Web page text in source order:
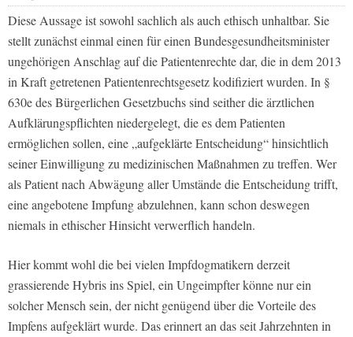
Diese Aussage ist sowohl sachlich als auch ethisch unhaltbar. Sie
stellt zunächst einmal einen für einen Bundesgesundheitsminister
ungehörigen Anschlag auf die Patientenrechte dar, die in dem 2013
in Kraft getretenen Patientenrechtsgesetz kodifiziert wurden. In §
630e des Bürgerlichen Gesetzbuchs sind seither die ärztlichen
Aufklärungspflichten niedergelegt, die es dem Patienten
ermöglichen sollen, eine „aufgeklärte Entscheidung“ hinsichtlich
seiner Einwilligung zu medizinischen Maßnahmen zu treffen. Wer
als Patient nach Abwägung aller Umstände die Entscheidung trifft,
eine angebotene Impfung abzulehnen, kann schon deswegen
niemals in ethischer Hinsicht verwerflich handeln.
Hier kommt wohl die bei vielen Impfdogmatikern derzeit
grassierende Hybris ins Spiel, ein Ungeimpfter könne nur ein
solcher Mensch sein, der nicht genügend über die Vorteile des
Impfens aufgeklärt wurde. Das erinnert an das seit Jahrzehnten in